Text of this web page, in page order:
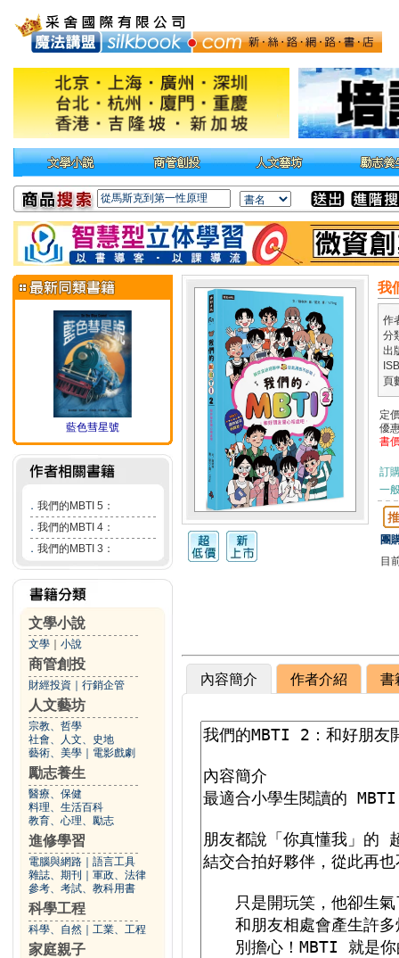
藍色彗星號
． 我們的MBTI 5：
． 我們的MBTI 4：
． 我們的MBTI 3：
文學小說
文學 小說
商管創投
財經投資 行銷企管
人文藝坊
宗教、哲學
社會、人文、史地
藝術、美學
電影戲劇
勵志養生
醫療、保健
料理、生活百科
教育、心理、勵志
進修學習
電腦與網路
語言工具
雜誌、期刊
軍政、法律
參考、考試、教科用書
科學工程
科學、自然 工業、工程
家庭親子
我
作
分
出
頁
定
優
書
訂
一
團
目
內容簡介 作者介紹 書